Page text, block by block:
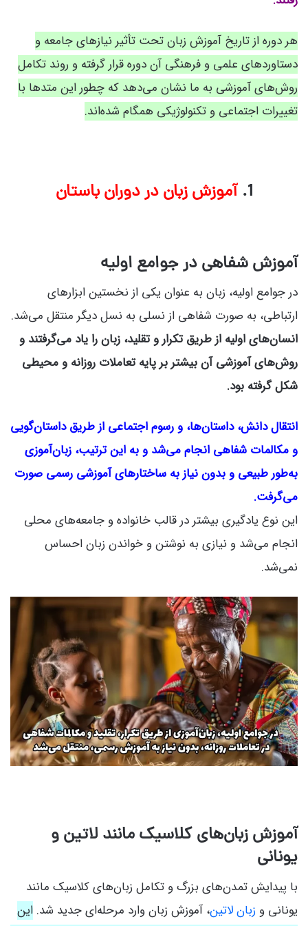
هر دوره از تاریخ آموزش زبان تحت تأثیر نیازهای جامعه و
دستاوردهای علمی و فرهنگی آن دوره قرار گرفته و روند تکامل
روش‌های آموزشی به ما نشان می‌دهد که چطور این متدها با
تغییرات اجتماعی و تکنولوژیکی همگام شده‌اند.
1. آموزش زبان در دوران باستان
آموزش شفاهی در جوامع اولیه
در جوامع اولیه، زبان به عنوان یکی از نخستین ابزارهای
ارتباطی، به صورت شفاهی از نسلی به نسل دیگر منتقل می‌شد.
انسان‌های اولیه از طریق تکرار و تقلید، زبان را یاد می‌گرفتند و
روش‌های آموزشی آن بیشتر بر پایه تعاملات روزانه و محیطی
شکل گرفته بود.
انتقال دانش، داستان‌ها، و رسوم اجتماعی از طریق داستان‌گویی
و مکالمات شفاهی انجام می‌شد و به این ترتیب، زبان‌آموزی
به‌طور طبیعی و بدون نیاز به ساختارهای آموزشی رسمی صورت
می‌گرفت.
این نوع یادگیری بیشتر در قالب خانواده و جامعه‌های محلی
انجام می‌شد و نیازی به نوشتن و خواندن زبان احساس
نمی‌شد.
آموزش زبان‌های کلاسیک مانند لاتین و
یونانی
با پیدایش تمدن‌های بزرگ و تکامل زبان‌های کلاسیک مانند
یونانی و زبان لاتین، آموزش زبان وارد مرحله‌ای جدید شد. این